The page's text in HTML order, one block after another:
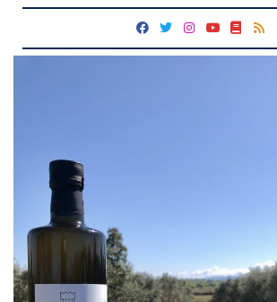
fab
fa-
fab
fa-
fab
fa-
fab
fa-
fas
fa-